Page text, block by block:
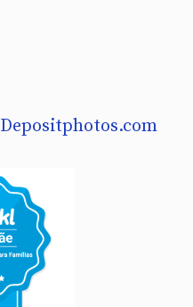
Depositphotos.com